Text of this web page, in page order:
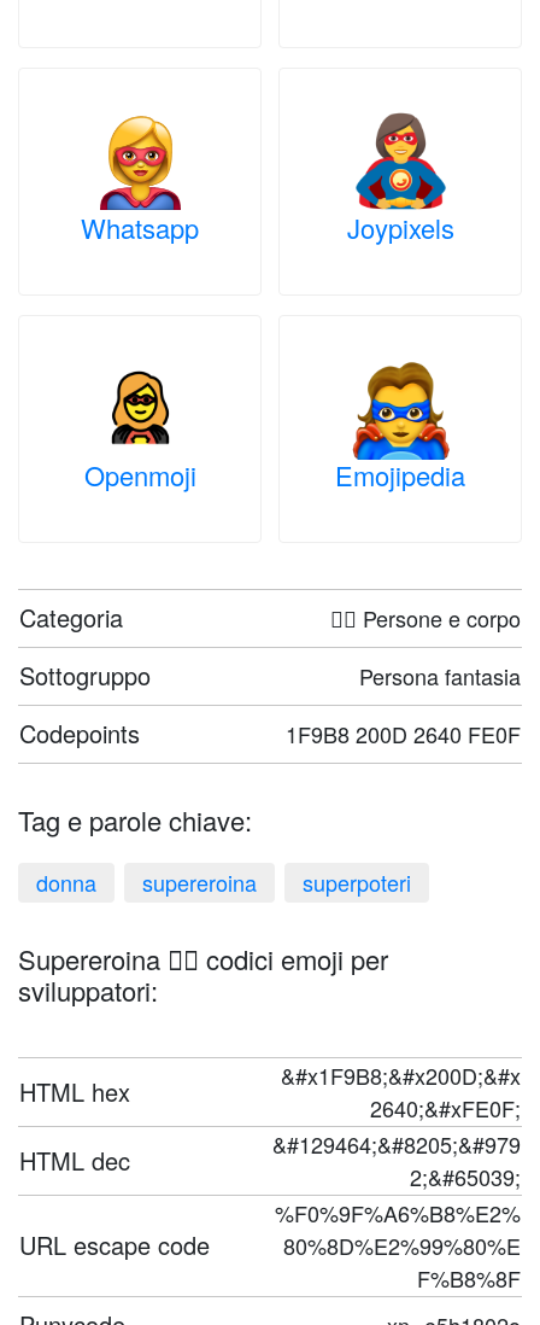
Whatsapp Joypixels
Openmoji Emojipedia
Categoria 🤦‍♀️ Persone e corpo
Sottogruppo Persona fantasia
Codepoints 1F9B8 200D 2640 FE0F
Tag e parole chiave:
donna supereroina superpoteri
Supereroina 🦸‍♀️ codici emoji per
sviluppatori:
HTML hex
&#x1F9B8;&#x200D;&#x
2640;&#xFE0F;
HTML dec
&#129464;&#8205;&#979
2;&#65039;
URL escape code
%F0%9F%A6%B8%E2%
80%8D%E2%99%80%E
F%B8%8F